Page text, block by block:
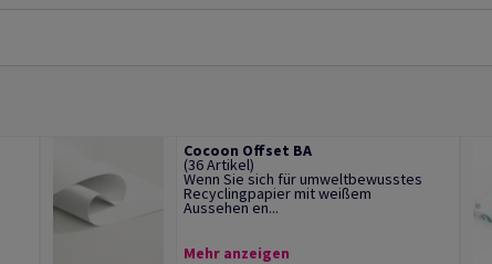
Cocoon Offset BA
(36 Artikel)
Wenn Sie sich für umweltbewusstes
Recyclingpapier mit weißem
Aussehen en...
Mehr anzeigen